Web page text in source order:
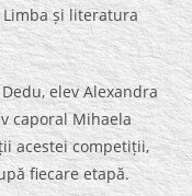
Limba și literatura
elev Alexandra
caporal Mihaela
acestei competiții,
fiecare etapă.